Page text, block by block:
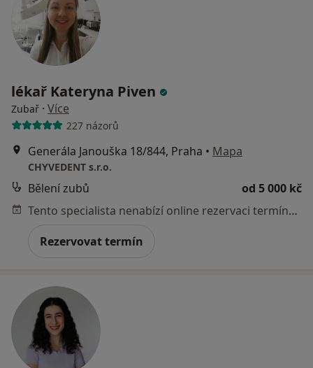
lékař Kateryna Piven
Zubař · Více
227 názorů
Generála Janouška 18/844, Praha • Mapa
CHYVEDENT s.r.o.
Bělení zubů
od 5 000 kč
Tento specialista nenabízí online rezervaci termínu na této adrese.
Rezervovat termín